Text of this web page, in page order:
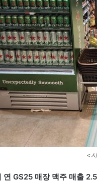
<
GS25 매장 맥주 매출